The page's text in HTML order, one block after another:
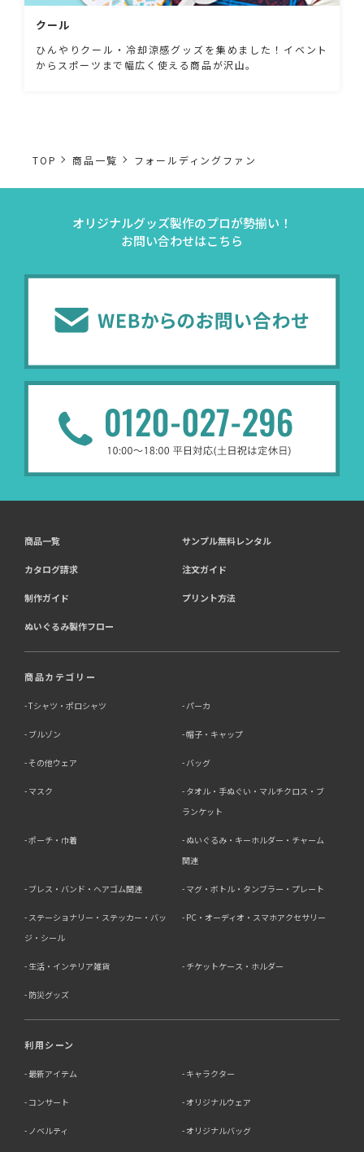
クール
ひんやりクール・冷却涼感グッズを集めました！イベント
からスポーツまで幅広く使える商品が沢山。
TOP 商品一覧 フォールディングファン
オリジナルグッズ製作のプロが勢揃い！
お問い合わせはこちら
商品一覧 サンプル無料レンタル
カタログ請求 注文ガイド
制作ガイド プリント方法
ぬいぐるみ製作フロー
商品カテゴリー
Tシャツ・ポロシャツ パーカ
ブルゾン 帽子・キャップ
その他ウェア バッグ
マスク
タオル・手ぬぐい・マルチクロス・ブ
ランケット
ポーチ・巾着
ぬいぐるみ・キーホルダー・チャーム
関連
ブレス・バンド・ヘアゴム関連 マグ・ボトル・タンブラー・プレート
ステーショナリー・ステッカー・バッ
ジ・シール
PC・オーディオ・スマホアクセサリー
生活・インテリア雑貨 チケットケース・ホルダー
防災グッズ
利用シーン
最新アイテム キャラクター
コンサート オリジナルウェア
ノベルティ オリジナルバッグ